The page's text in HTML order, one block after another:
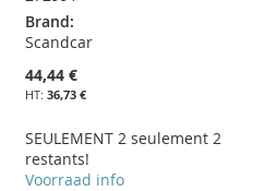
Brand:
Scandcar
44,44 €
36,73 €
SEULEMENT 2 seulement 2
restants!
Voorraad info